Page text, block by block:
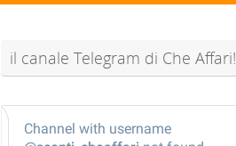
il canale Telegram di Che Affari!